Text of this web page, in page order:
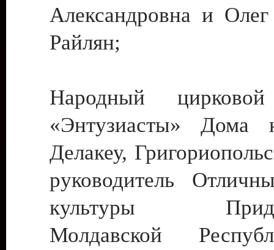
Александровна и
Райлян;
Народный цирковой
«Энтузиасты» Дома
Делакеу,
руководитель
культуры
Молдавской